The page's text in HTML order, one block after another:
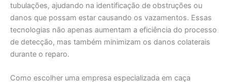
tubulações, ajudando na identificação de obstruções ou
danos que possam estar causando os vazamentos. Essas
tecnologias não apenas aumentam a eficiência do processo
de detecção, mas também minimizam os danos colaterais
durante o reparo.
Como escolher uma empresa especializada em caça